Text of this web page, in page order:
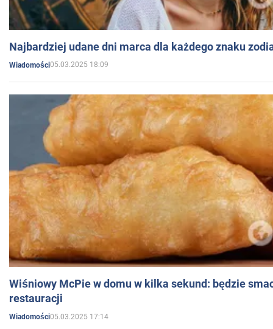
Najbardziej udane dni marca dla każdego znaku
Wiadomości05.03.2025 18:09
Wiśniowy McPie w domu w kilka sekund: będzie
restauracji
Wiadomości05.03.2025 17:14